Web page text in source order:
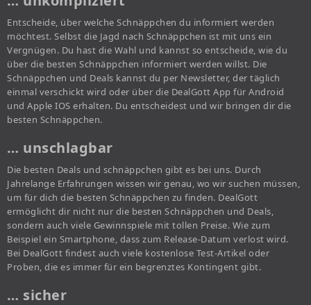
Entscheide, über welche Schnäppchen du informiert werden
möchtest. Selbst die Jagd nach Schnäppchen ist mit uns ein
Vergnügen. Du hast die Wahl und kannst so entscheide, wie du
über die besten Schnäppchen informiert werden willst. Die
Schnäppchen und Deals kannst du per Newsletter, der täglich
einmal verschickt wird oder über die DealGott App für Android
und Apple IOS erhalten. Du entscheidest und wir bringen dir die
besten Schnäppchen.
… unschlagbar
Die besten Deals und schnäppchen gibt es bei uns. Durch
Jahrelange Erfahrungen wissen wir genau, wo wir suchen müssen,
um für dich die besten Schnäppchen zu finden. DealGott
ermöglicht dir nicht nur die besten Schnäppchen und Deals,
sondern auch viele Gewinnspiele mit tollen Preise. Wie zum
Beispiel ein Smartphone, dass zum Release-Datum verlost wird.
Bei DealGott findest auch viele kostenlose Test-Artikel oder
Proben, die es immer für ein begrenztes Kontingent gibt.
… sicher